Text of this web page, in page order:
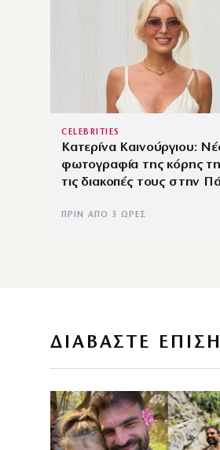
CELEBRITIES
Κατερίνα Καινούργιου:
φωτογραφία της κόρης
τις διακοπές τους στην
ΠΡΙΝ ΑΠΌ 3 ΏΡΕΣ
ΔΙΑΒΑΣΤΕ